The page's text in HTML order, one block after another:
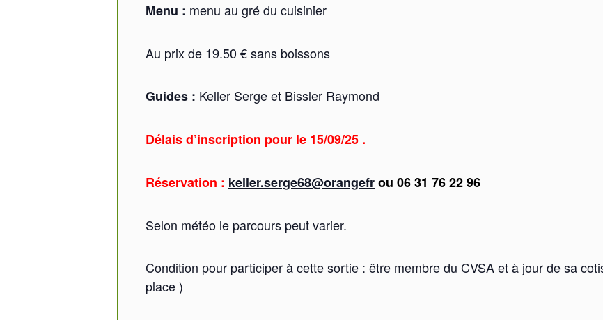
Menu : menu au gré du cuisinier
Au prix de 19.50 € sans boissons
Guides : Keller Serge et Bissler Raymond
Délais d’inscription pour le 15/09/25 .
Réservation : keller.serge68@orangefrou 06 31 76 22 96
Selon météo le parcours peut varier.
Condition pour participer à cette sortie : être membre du CVSA et à jour de sa
place )